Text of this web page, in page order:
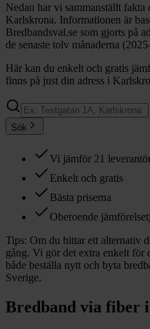
Nedan har vi sammanställt
Karlskrona. Informationen är
Bredbandsval.se som gjorts på
de senaste tolv månaderna
Här kan du enkelt och gratis
finns på just din adress i
Sök
Vi jämför 21
Enkelt och gratis
Bästa priserna
Oberoende
Tips: Om du hittar ett alternativ
gång. Vi gör det extra enkelt för
både beställa nytt och byta
Sverige.
Bredband via fiber i